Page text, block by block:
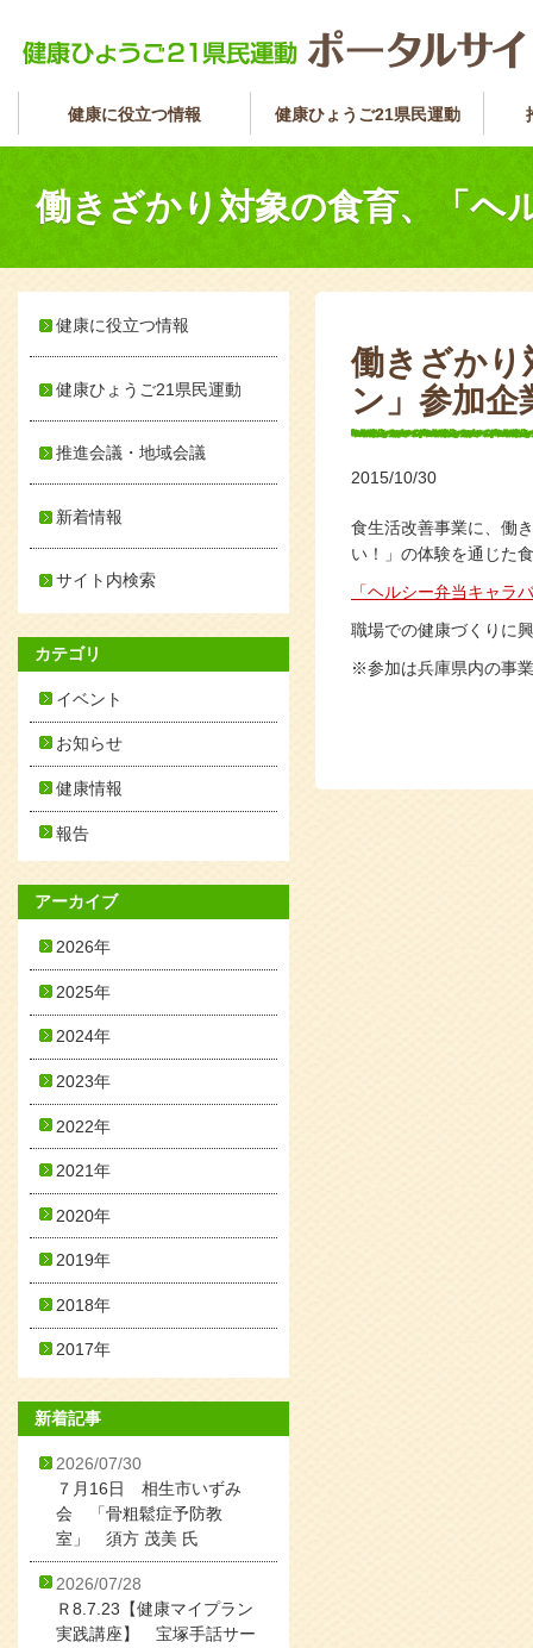
健康に役立つ情報 健康ひょうご21県民運動
働きざかり対象の食育、「ヘ
働きざかり
ン」参加企
2015/10/30
食生活改善事業に、働
い！」の体験を通じた
「ヘルシー弁当キャラ
職場での健康づくりに
※参加は兵庫県内の事
健康に役立つ情報
健康ひょうご21県民運動
推進会議・地域会議
新着情報
サイト内検索
カテゴリ
イベント
お知らせ
健康情報
報告
アーカイブ
2026年
2025年
2024年
2023年
2022年
2021年
2020年
2019年
2018年
2017年
新着記事
2026/07/30
７月16日 相生市いずみ
会 「骨粗鬆症予防教
室」 須方 茂美 氏
2026/07/28
Ｒ8.7.23【健康マイプラン
実践講座】 宝塚手話サー